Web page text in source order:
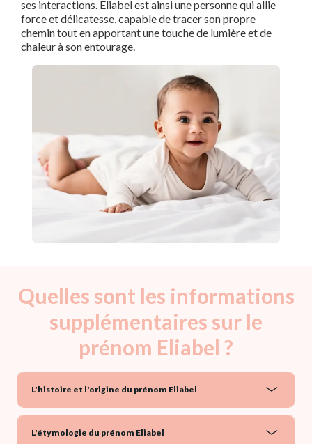
ses interactions. Eliabel est ainsi une personne qui allie
force et délicatesse, capable de tracer son propre
chemin tout en apportant une touche de lumière et de
chaleur à son entourage.
Quelles sont les informations
supplémentaires sur le
prénom Eliabel ?
L'histoire et l'origine du prénom Eliabel
L'étymologie du prénom Eliabel